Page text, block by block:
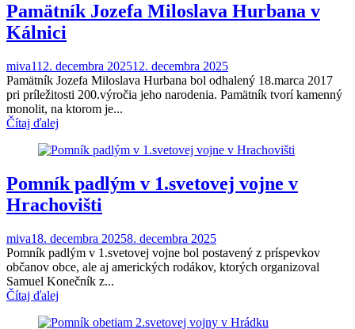
Pamätník Jozefa Miloslava Hurbana v
Kálnici
miva112. decembra 202512. decembra 2025
Pamätník Jozefa Miloslava Hurbana bol odhalený 18.marca 2017
pri príležitosti 200.výročia jeho narodenia. Pamätník tvorí kamenný
monolit, na ktorom je...
Čítaj ďalej
Pomník padlým v 1.svetovej vojne v
Hrachovišti
miva18. decembra 20258. decembra 2025
Pomník padlým v 1.svetovej vojne bol postavený z príspevkov
občanov obce, ale aj amerických rodákov, ktorých organizoval
Samuel Konečník z...
Čítaj ďalej